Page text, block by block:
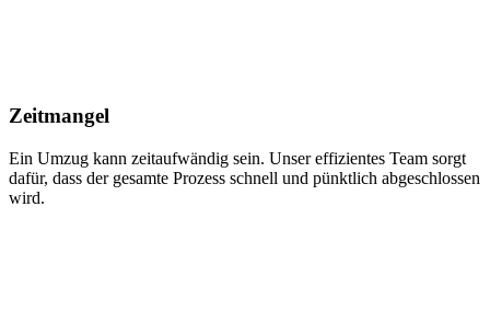
Zeitmangel
Ein Umzug kann zeitaufwändig sein. Unser effizientes Team sorgt
dafür, dass der gesamte Prozess schnell und pünktlich abgeschlossen
wird.